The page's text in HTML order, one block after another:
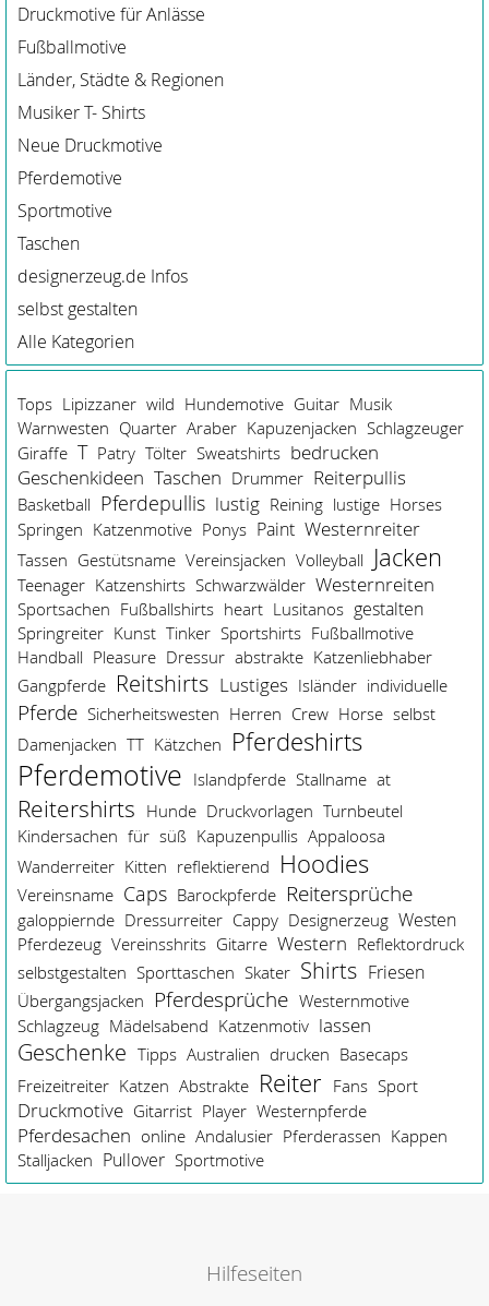
Druckmotive für Anlässe
Fußballmotive
Länder, Städte & Regionen
Musiker T- Shirts
Neue Druckmotive
Pferdemotive
Sportmotive
Taschen
designerzeug.de Infos
selbst gestalten
Alle Kategorien
Tops Lipizzaner wild Hundemotive Guitar Musik
Warnwesten Quarter Araber Kapuzenjacken Schlagzeuger
Giraffe T Patry Tölter Sweatshirts bedrucken
Geschenkideen Taschen Drummer Reiterpullis
Basketball Pferdepullis lustig Reining lustige Horses
Springen Katzenmotive Ponys Paint Westernreiter
Tassen Gestütsname Vereinsjacken Volleyball Jacken
Teenager Katzenshirts Schwarzwälder Westernreiten
Sportsachen Fußballshirts heart Lusitanos gestalten
Springreiter Kunst Tinker Sportshirts Fußballmotive
Handball Pleasure Dressur abstrakte Katzenliebhaber
Gangpferde Reitshirts Lustiges Isländer individuelle
Pferde Sicherheitswesten Herren Crew Horse selbst
Damenjacken TT Kätzchen Pferdeshirts
Pferdemotive Islandpferde Stallname at
Reitershirts Hunde Druckvorlagen Turnbeutel
Kindersachen für süß Kapuzenpullis Appaloosa
Wanderreiter Kitten reflektierend Hoodies
Vereinsname Caps Barockpferde Reitersprüche
galoppiernde Dressurreiter Cappy Designerzeug Westen
Pferdezeug Vereinsshrits Gitarre Western Reflektordruck
selbstgestalten Sporttaschen Skater Shirts Friesen
Übergangsjacken Pferdesprüche Westernmotive
Schlagzeug Mädelsabend Katzenmotiv lassen
Geschenke Tipps Australien drucken Basecaps
Freizeitreiter Katzen Abstrakte Reiter Fans Sport
Druckmotive Gitarrist Player Westernpferde
Pferdesachen online Andalusier Pferderassen Kappen
Stalljacken Pullover Sportmotive
Hilfeseiten